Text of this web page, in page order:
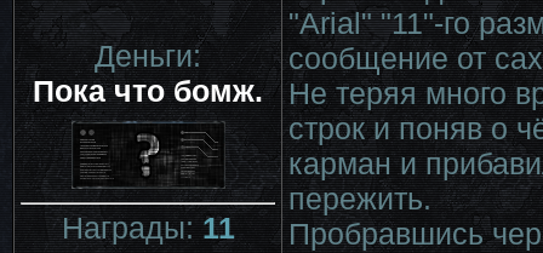
Деньги:
Пока что бомж.
Награды: 11
"Arial" "11"-го
сообщение от
Не теряя много
строк и поняв о
карман и
пережить.
Пробравшись